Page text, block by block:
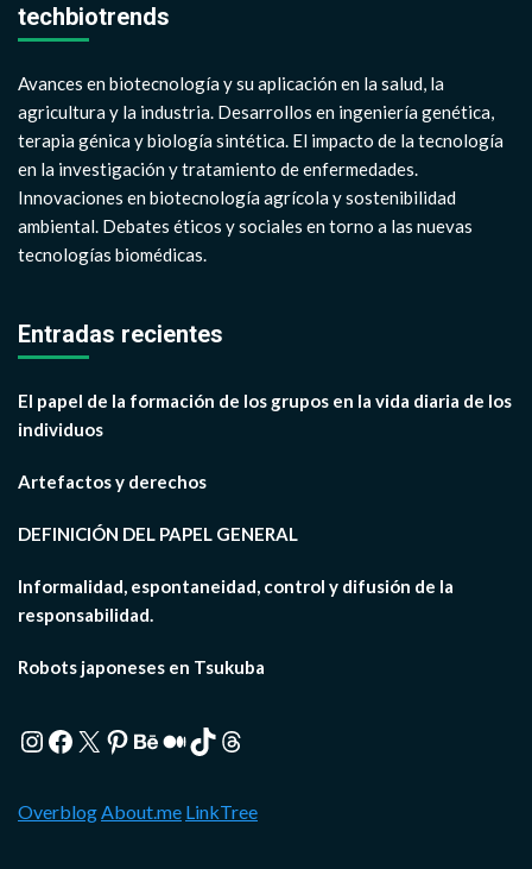
techbiotrends
Avances en biotecnología y su aplicación en la salud, la
agricultura y la industria. Desarrollos en ingeniería genética,
terapia génica y biología sintética. El impacto de la tecnología
en la investigación y tratamiento de enfermedades.
Innovaciones en biotecnología agrícola y sostenibilidad
ambiental. Debates éticos y sociales en torno a las nuevas
tecnologías biomédicas.
Entradas recientes
El papel de la formación de los grupos en la vida diaria de los
individuos
Artefactos y derechos
DEFINICIÓN DEL PAPEL GENERAL
Informalidad, espontaneidad, control y difusión de la
responsabilidad.
Robots japoneses en Tsukuba
Instagram
Facebook
X Pinterest
Behance
Medium
TikTokThreads
OverblogAbout.me LinkTree